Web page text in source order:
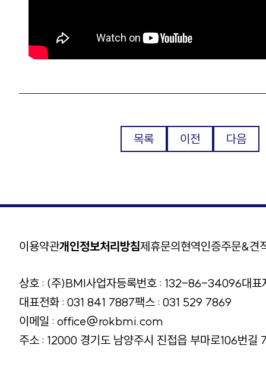
목록 이전 다음
이용약관개인정보처리방침제휴문의현역인증주문&견
상호 (주)BMI사업자등록번호 132-86-34096대표
대표전화 031 841 7887팩스 031 529 7869
이메일 office@rokbmi.com
주소 12000 경기도 남양주시 진접읍 부마로106번길